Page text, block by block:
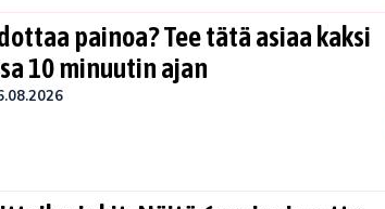
painoa? Tee tätä asiaa kaksi
10 minuutin ajan